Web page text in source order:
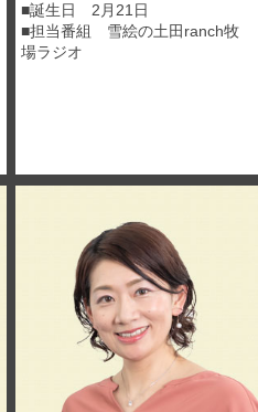
■誕生日 2月21日
■担当番組 雪絵の土田ranch牧
場ラジオ